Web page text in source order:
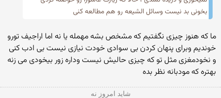
بخونی بد نیست وسائل الشیعه رو هم مطالعه کنی
ما که هنوز چیزی نگفتیم که مشخص بشه مهمله یا نه اما اراجیف تورو
خوندیم وبرای پنهان کردن بی سوادی خودت نیازی نیست بی ادب کنی
و نخودمغزی مثل تو که چیزی حالیش نیست وداره زور بیخودی می زنه
بهتره که مودبانه نظر بده
شاید امروز نه